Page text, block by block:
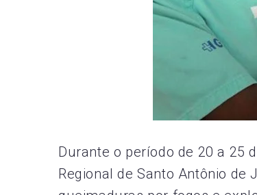
Durante o período de 20 a 25
Regional de Santo Antônio